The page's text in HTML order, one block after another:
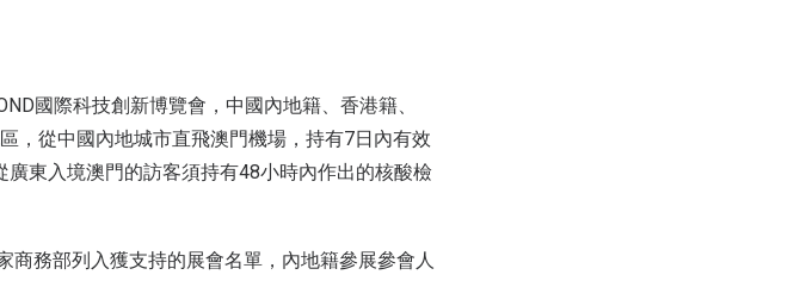
國際科技創新博覽會，中國內地籍、香港籍、
，從中國內地城市直飛澳門機場，持有7日內有效
東入境澳門的訪客須持有48小時內作出的核酸檢
商務部列入獲支持的展會名單，內地籍參展參會人